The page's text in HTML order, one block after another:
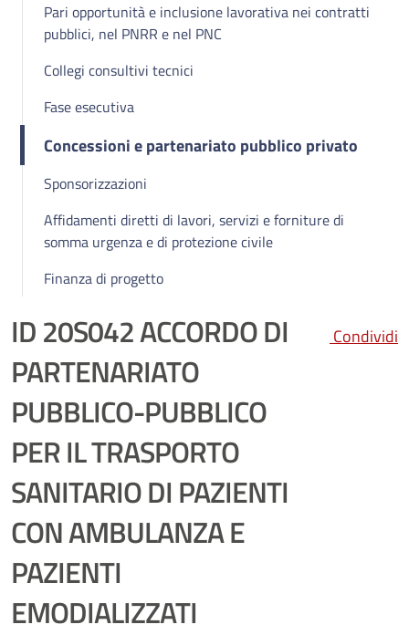
Pari opportunità e inclusione lavorativa nei contratti
pubblici, nel PNRR e nel PNC
Collegi consultivi tecnici
Fase esecutiva
Concessioni e partenariato pubblico privato
Sponsorizzazioni
Affidamenti diretti di lavori, servizi e forniture di
somma urgenza e di protezione civile
Finanza di progetto
ID 20S042 ACCORDO DI
PARTENARIATO
PUBBLICO-PUBBLICO
PER IL TRASPORTO
SANITARIO DI PAZIENTI
CON AMBULANZA E
PAZIENTI
EMODIALIZZATI
Condividi